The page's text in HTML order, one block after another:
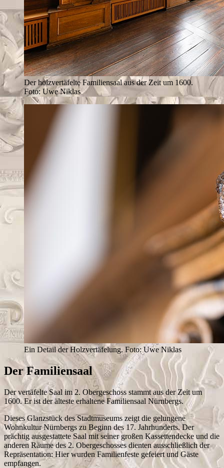
Der holzvertäfelte Familiensaal aus der Zeit um 1600.
Foto: Uwe Niklas
Ein Detail der Holzvertäfelung. Foto: Uwe Niklas
Der Familiensaal
Der vertäfelte Saal im 2. Obergeschoss stammt aus der Zeit um
1600. Er ist der älteste erhaltene Familiensaal Nürnbergs.
Dieses Glanzstück des Stadtmuseums zeigt die gelungene
Wohnkultur Nürnbergs zu Beginn des 17. Jahrhunderts. Der
prächtig ausgestattete Saal mit seiner großen Kassettendecke und die
anderen Räume des 2. Obergeschosses dienten ausschließlich der
Repräsentation: Hier wurden Familienfeste gefeiert und Gäste
empfangen.